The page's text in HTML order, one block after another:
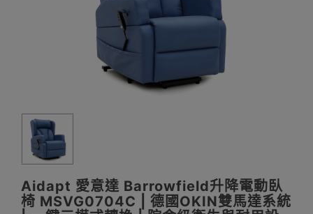
Aidapt 愛意達 Barrowfield升降電動臥
椅 MSVG0704C | 德國OKIN雙馬達系統